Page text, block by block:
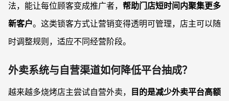
法，能让每位顾客变成推广者， 帮助门店短时间内聚集更多
新客户。这类锁客方式让营销变得透明可管理，店主可以随
时调整规则，适应不同经营阶段。
外卖系统与自营渠道如何降低平台抽成？
越来越多烧烤店主尝试自营外卖，
目的是减少外卖平台高额